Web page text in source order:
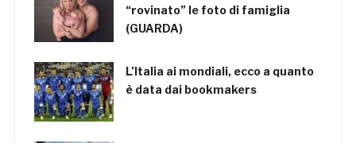
“rovinato” le foto di famiglia
(GUARDA)
L’Italia ai mondiali, ecco a quanto
è data dai bookmakers